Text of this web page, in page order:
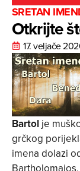
SRETAN
Otkrijte
17. veljače
Bartol je
grčkog
imena dolazi